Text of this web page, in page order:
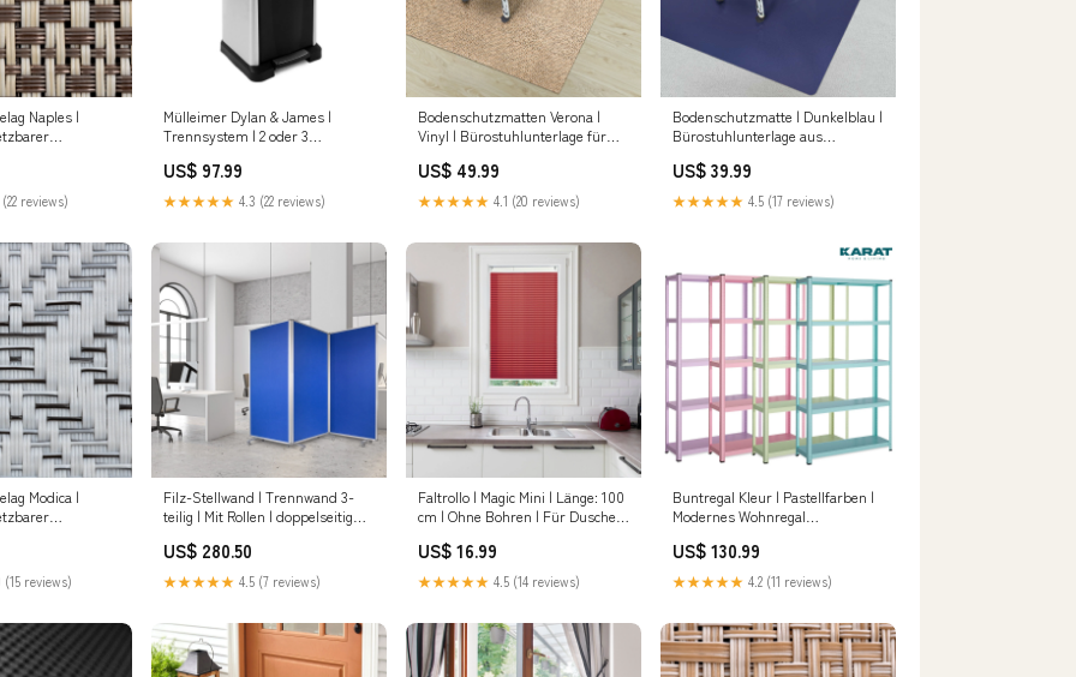
Naples |
x 100 cm
(22 reviews)
Mülleimer Dylan & James |
Trennsystem | 2 oder 3
US$ 97.99
★★★★★ 4.3 (22 reviews)
Bodenschutzmatten Verona |
Vinyl | Bürostuhlunterlage für
US$ 49.99
★★★★★ 4.1 (20 reviews)
Bodenschutzmatte | Dunkelblau |
Bürostuhlunterlage aus
auswählen:75 x 120 cm
US$ 39.99
★★★★★ 4.5 (17 reviews)
Modica |
(15 reviews)
Filz-Stellwand | Trennwand 3-
teilig | Mit Rollen | doppelseitig
US$ 280.50
★★★★★ 4.5 (7 reviews)
Faltrollo | Magic Mini | Länge: 100
cm | Ohne Bohren | Für Dusche &
auswählen_150 x 180 cm
US$ 16.99
★★★★★ 4.5 (14 reviews)
Buntregal Kleur | Pastellfarben |
Modernes Wohnregal
US$ 130.99
★★★★★ 4.2 (11 reviews)